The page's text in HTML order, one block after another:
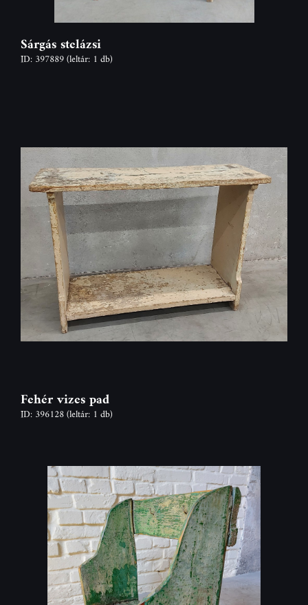
Sárgás stelázsi
ID: 397889(leltár: 1 db)
Fehér vizes pad
ID: 396128(leltár: 1 db)